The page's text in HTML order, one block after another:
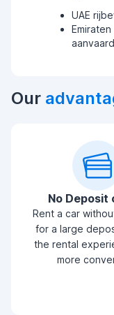
UAE
Our
No Deposit
Rent a car
for a large
the rental
more